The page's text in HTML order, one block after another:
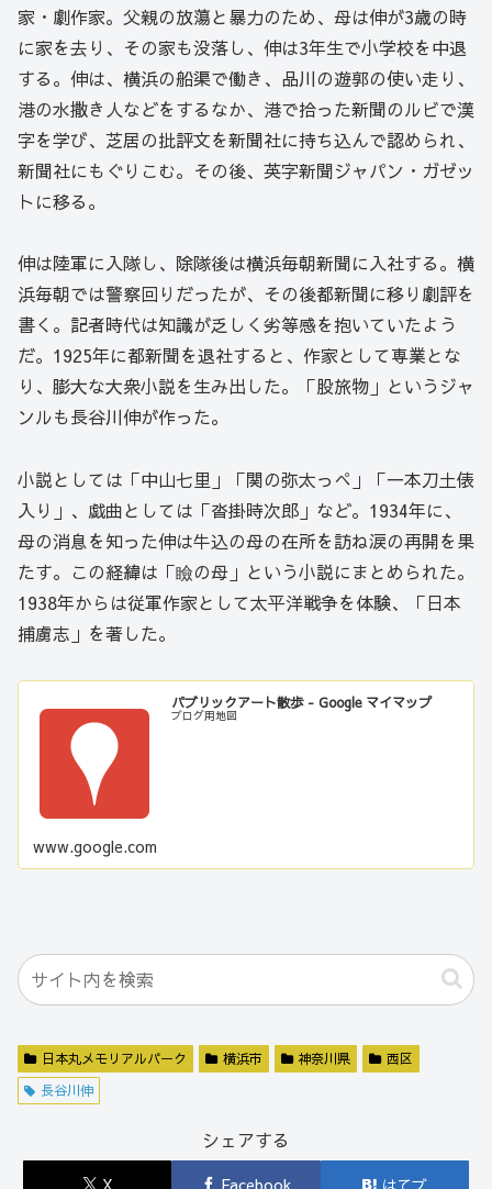
家・劇作家。父親の放蕩と暴力のため、母は伸が3歳の時
に家を去り、その家も没落し、伸は3年生で小学校を中退
する。伸は、横浜の船渠で働き、品川の遊郭の使い走り、
港の水撒き人などをするなか、港で拾った新聞のルビで漢
字を学び、芝居の批評文を新聞社に持ち込んで認められ、
新聞社にもぐりこむ。その後、英字新聞ジャパン・ガゼッ
トに移る。
伸は陸軍に入隊し、除隊後は横浜毎朝新聞に入社する。横
浜毎朝では警察回りだったが、その後都新聞に移り劇評を
書く。記者時代は知識が乏しく劣等感を抱いていたよう
だ。1925年に都新聞を退社すると、作家として専業とな
り、膨大な大衆小説を生み出した。「股旅物」というジャ
ンルも長谷川伸が作った。
小説としては「中山七里」「関の弥太っぺ」「一本刀土俵
入り」、戯曲としては「沓掛時次郎」など。1934年に、
母の消息を知った伸は牛込の母の在所を訪ね涙の再開を果
たす。この経緯は「瞼の母」という小説にまとめられた。
1938年からは従軍作家として太平洋戦争を体験、「日本
捕虜志」を著した。
パブリックアート散歩 - Google マイマップ
ブログ用地図
www.google.com
日本丸メモリアルパーク 横浜市 神奈川県
西区
長谷川伸
シェアする
X Facebook はてブ